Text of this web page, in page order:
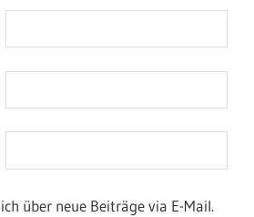
über neue Beiträge via E-Mail.